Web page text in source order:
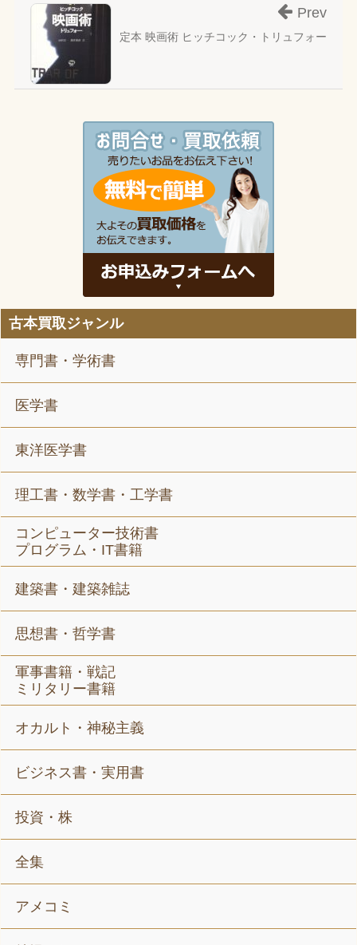
定本 映画術 ヒッチコック・トリュフォー
Prev
古本買取ジャンル
専門書・学術書
医学書
東洋医学書
理工書・数学書・工学書
コンピューター技術書
プログラム・IT書籍
建築書・建築雑誌
思想書・哲学書
軍事書籍・戦記
ミリタリー書籍
オカルト・神秘主義
ビジネス書・実用書
投資・株
全集
アメコミ